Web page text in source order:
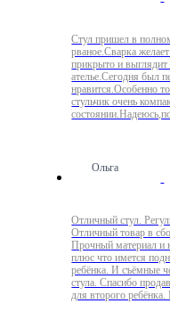
Стул пришел в
рваное.Сварка
прикрыто и выглядит
ателье.Сегодня был
нравится.Особенно
стульчик очень
Ольга
Отличный стул.
Отличный товар в
Прочный материал и
плюс что имется
ребёнка. И съёмные
стула. Спасибо
для второго